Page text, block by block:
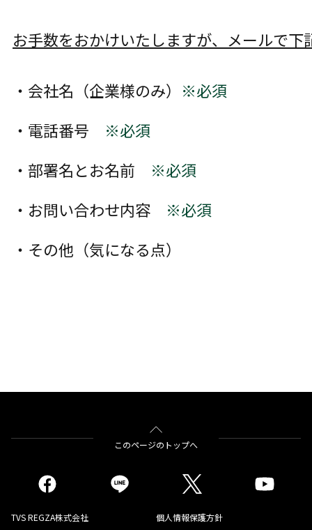
お手数をおかけいたしますが、メールで
・会社名（企業様のみ） ※必須
・電話番号 ※必須
・部署名とお名前 ※必須
・お問い合わせ内容 ※必須
・その他（気になる点）
このページのトップへ
TVS REGZA株式会社 個人情報保護方針